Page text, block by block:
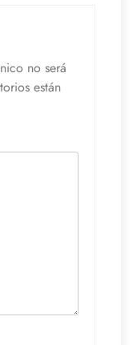
no será
están